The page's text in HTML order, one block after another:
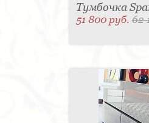
Тумбочка
51 800 руб.62